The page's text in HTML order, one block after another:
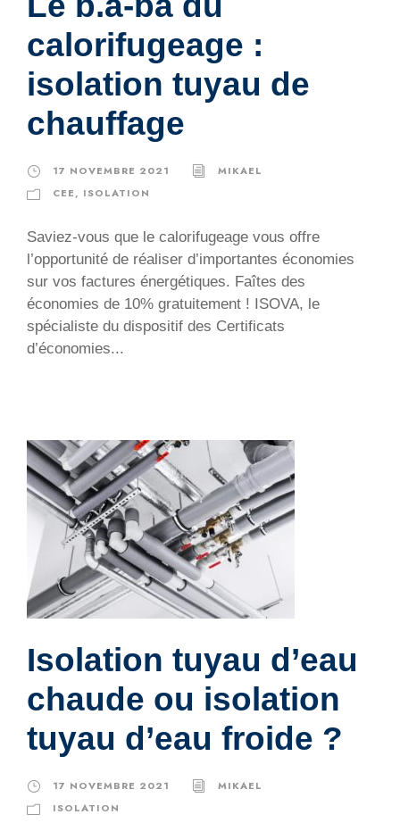
calorifugeage :
isolation tuyau de
chauffage
17 NOVEMBRE 2021
MIKAEL
CEE, ISOLATION
Saviez-vous que le calorifugeage vous offre
l’opportunité de réaliser d’importantes économies
sur vos factures énergétiques. Faîtes des
économies de 10% gratuitement ! ISOVA, le
spécialiste du dispositif des Certificats
d’économies...
Isolation tuyau d’eau
chaude ou isolation
tuyau d’eau froide ?
17 NOVEMBRE 2021
MIKAEL
ISOLATION